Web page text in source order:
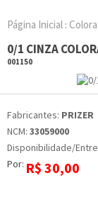
Página Inicial :
0/1 CINZA
001150
Fabricantes: PRIZER
NCM: 33059000
Disponibilidade/
Por: R$ 30,00